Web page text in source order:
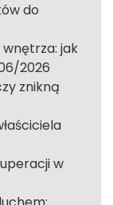
do
jak
2026
znikną
w